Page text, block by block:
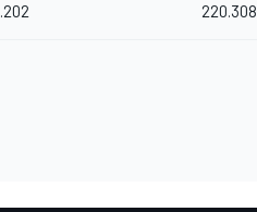
220.308